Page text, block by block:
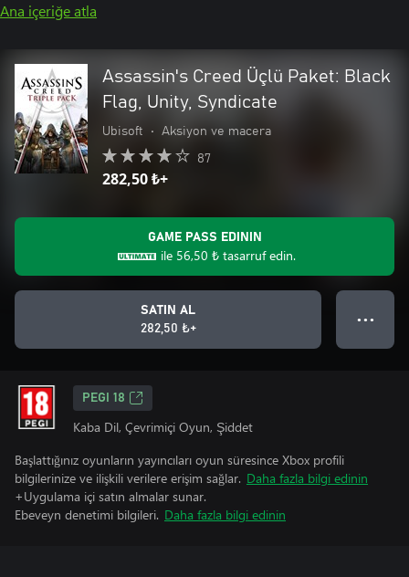
Ana içeriğe atla
Assassin's Creed Üçlü Paket: Black
Flag, Unity, Syndicate
Ubisoft • Aksiyon ve macera
87
282,50 ₺+
GAME PASS EDININ
ile 56,50 ₺ tasarruf edin.
SATIN AL
282,50 ₺+
● ● ●
PEGI 18
Kaba Dil, Çevrimiçi Oyun, Şiddet
Başlattığınız oyunların yayıncıları oyun süresince Xbox profili
bilgilerinize ve ilişkili verilere erişim sağlar. Daha fazla bilgi edinin
+Uygulama içi satın almalar sunar.
Ebeveyn denetimi bilgileri. Daha fazla bilgi edinin